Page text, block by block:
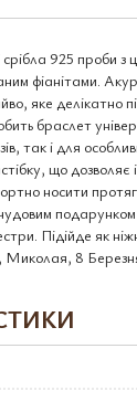
925 проби з
фіанітами.
яке делікатно
браслет
так і для
що дозволяє
носити
Підійде як
8 Березня